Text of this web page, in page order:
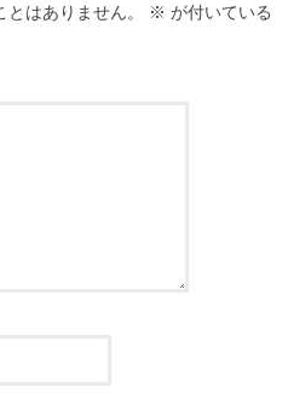
はありません。 ※ が付いている